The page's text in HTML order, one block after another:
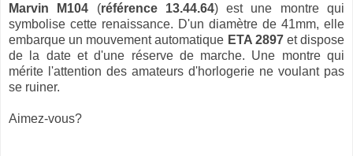
Marvin M104 (référence 13.44.64) est une montre qui
symbolise cette renaissance. D'un diamètre de 41mm, elle
embarque un mouvement automatique ETA 2897et dispose
de la date et d'une réserve de marche. Une montre qui
mérite l'attention des amateurs d'horlogerie ne voulant pas
se ruiner.
Aimez-vous?